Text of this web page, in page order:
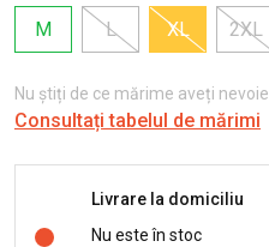
M
L XL 2XL
Nu știți de ce mărime aveți
Consultați tabelul de mărimi
Livrare la domiciliu
Nu este în stoc